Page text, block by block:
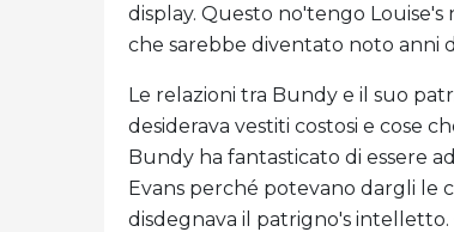
display. Questo no'tengo
che sarebbe diventato noto anni
Le relazioni tra Bundy e il suo
desiderava vestiti costosi e cose
Bundy ha fantasticato di essere
Evans perché potevano dargli le
disdegnava il patrigno's intelletto.